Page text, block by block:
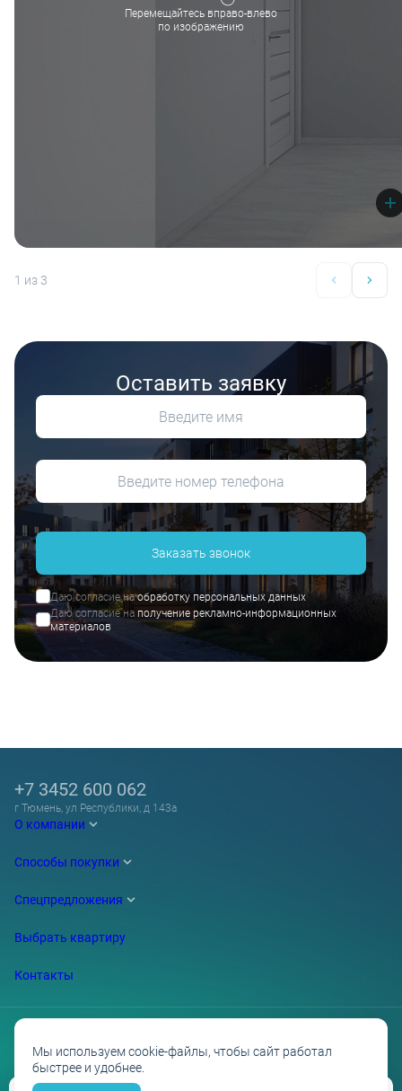
Перемещайтесь вправо-влево
по изображению
1 из 3
Оставить заявку
Заказать звонок
Даю согласие наобработку персональных данных
Даю согласие на получение рекламно-информационных
материалов
О компании
Способы покупки
Спецпредложения
Выбрать квартиру
Контакты
+7 3452 600 062
г Тюмень, ул Республики, д 143а
Проектные декларации на сайте наш.дом.рф
Мы используем cookie-файлы, чтобы сайт работал
быстрее и удобнее.